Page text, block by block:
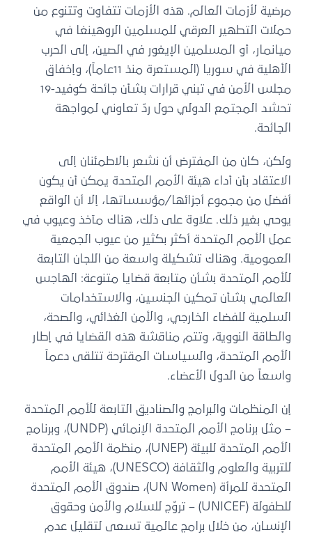
مرضية لأزمات العالم. هذه الأزمات تتفاوت وتتنوع من
حملات التطهير العرقي للمسلمين الروهينغا في
ميانمار، أو المسلمين الإيغور في الصين، إلى الحرب
الأهلية في سوريا (المستعرة منذ 11عاماً)، وإخفاق
مجلس الأمن في تبني قرارات بشأن جائحة كوفيد-19
تحشد المجتمع الدولي حول ردّ تعاوني لمواجهة
الجائحة.
ولكن، كان من المفترض أن نشعر بالاطمئنان إلى
الاعتقاد بأن أداء هيئة الأمم المتحدة يمكن أن يكون
أفضل من مجموع أجزائها/مؤسساتها، إلا أن الواقع
يوحي بغير ذلك. علاوة على ذلك، هناك مآخذ وعيوب في
عمل الأمم المتحدة أكثر بكثير من عيوب الجمعية
العمومية. وهناك تشكيلة واسعة من اللجان التابعة
للأمم المتحدة بشأن متابعة قضايا متنوعة: الهاجس
العالمي بشأن تمكين الجنسين، والاستخدامات
السلمية للفضاء الخارجي، والأمن الغذائي، والصحة،
والطاقة النووية، وتتم مناقشة هذه القضايا في إطار
الأمم المتحدة، والسياسات المقترحة تتلقى دعماً
واسعاً من الدول الأعضاء.
إن المنظمات والبرامج والصناديق التابعة للأمم المتحدة
– مثل برنامج الأمم المتحدة الإنمائي (UNDP)، وبرنامج
الأمم المتحدة للبيئة (UNEP)، منظمة الأمم المتحدة
للتربية والعلوم والثقافة (UNESCO)، هيئة الأمم
المتحدة للمرأة (UN Women)، صندوق الأمم المتحدة
للطفولة (UNICEF) – تروّج للسلام والأمن وحقوق
الإنسان، من خلال برامج عالمية تسعى لتقليل عدم